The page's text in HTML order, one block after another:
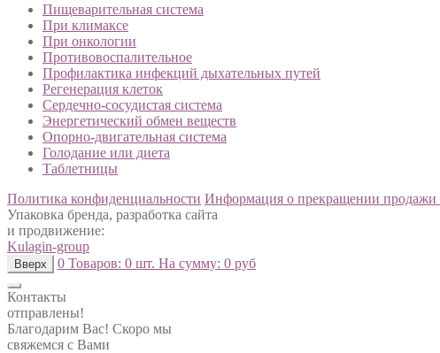
Пищеварительная система
При климаксе
При онкологии
Противовоспалительное
Профилактика инфекций дыхательных путей
Регенерация клеток
Сердечно-сосудистая система
Энергетический обмен веществ
Опорно-двигательная система
Голодание или диета
Таблетницы
Политика конфиденциальности Информация о прекращении
Упаковка бренда, разработка сайта
и продвижение:
Kulagin-group
Вверх 0 Товаров: 0 шт. На сумму: 0 руб
Контакты
отправлены!
Благодарим Вас! Скоро мы
свяжемся с Вами